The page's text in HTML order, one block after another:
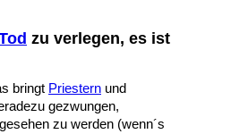
zu verlegen, es ist
bringt Priestern und
gezwungen,
zu werden (wenn´s